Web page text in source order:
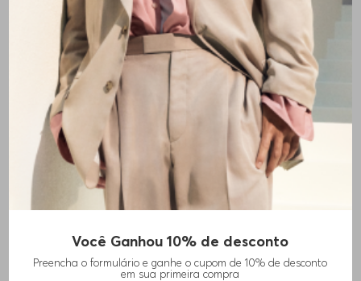
Você Ganhou 10% de desconto
Preencha o formulário e ganhe o cupom de 10% de desconto
em sua primeira compra
CAMISETA EM MALHA DE ALGODÃO COM
DETALHES BRILHANTES